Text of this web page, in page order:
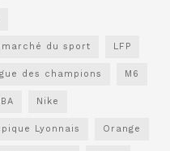
marché du sport LFP
des champions M6
Nike
Lyonnais Orange